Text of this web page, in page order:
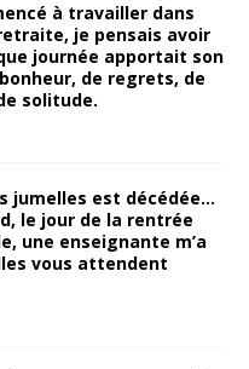
à travailler dans
je pensais avoir
journée apportait son
de regrets, de
solitude.
jumelles est décédée…
le jour de la rentrée
une enseignante m’a
vous attendent